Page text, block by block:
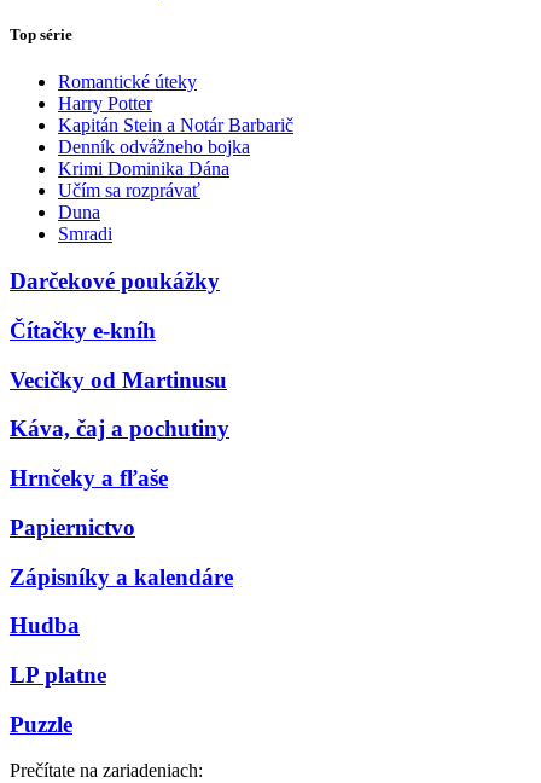
Top série
Romantické úteky
Harry Potter
Kapitán Stein a Notár Barbarič
Denník odvážneho bojka
Krimi Dominika Dána
Učím sa rozprávať
Duna
Smradi
Darčekové poukážky
Čítačky e-kníh
Vecičky od Martinusu
Káva, čaj a pochutiny
Hrnčeky a fľaše
Papiernictvo
Zápisníky a kalendáre
Hudba
LP platne
Puzzle
Prečítate na zariadeniach: